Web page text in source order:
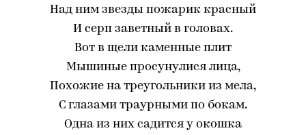
Над ним звезды пожарик красный
И серп заветный в головах.
Вот в щели каменные плит
Мышиные просунулися лица,
Похожие на треугольники из мела,
С глазами траурными по бокам.
Одна из них садится у окошка